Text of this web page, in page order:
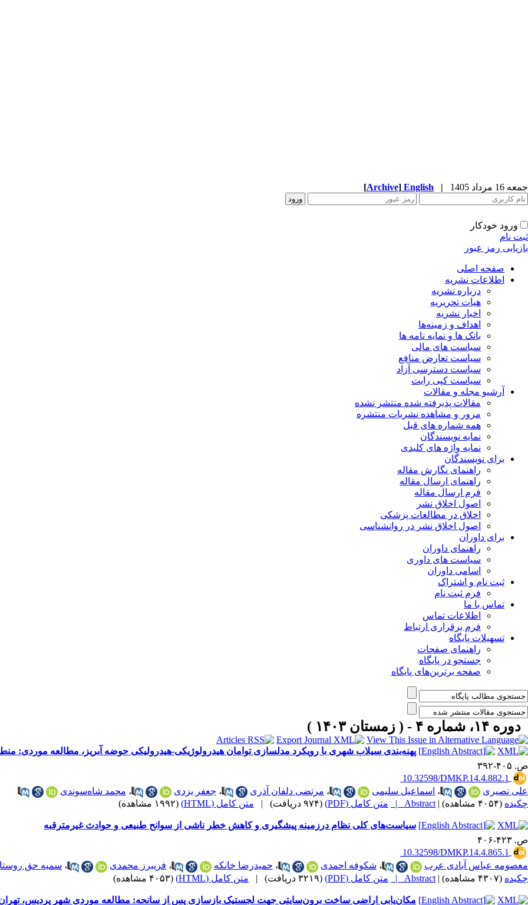
جمعه 16 مرداد 1405 |
English
[Archive]
ورود خودکار
ثبت نام
بازیابی رمز عبور
صفحه اصلی
اطلاعات نشریه
درباره نشریه
هیات تحریریه
اخبار نشریه
اهداف و زمینه‌ها
بانک ها و نمایه نامه ها
سیاست های مالی
سیاست تعارض منافع
سیاست دسترسی آزاد
سیاست کپی رایت
آرشیو مجله و مقالات
مقالات پذیرفته شده منتشر نشده
مرور و مشاهده نشریات منتشره
همه شماره های قبل
نمایه نویسندگان
نمایه واژه های کلیدی
برای نویسندگان
راهنمای نگارش مقاله
راهنمای ارسال مقاله
فرم ارسال مقاله
اصول اخلاق نشر
اخلاق در مطالعات پزشکی
اصول اخلاق نشر در روانشناسی
برای داوران
راهنمای داوران
سیاست های داوری
اسامی داوران
ثبت نام و اشتراک
فرم ثبت نام
تماس با ما
اطلاعات تماس
فرم برقراری ارتباط
تسهیلات پایگاه
راهنمای صفحات
جستجو در پایگاه
صفحه برترین‌های پایگاه
دوره ۱۴، شماره ۴ - ( زمستان ۱۴۰۳ )
پهنه‌بندی سیلاب شهری با رویکرد مدلسازی توامان هیدرولوژیکی-هیدرولیکی حوضه آبریز، مطالعه موردی: منطقه 21 و 22 شهر
ص. ۴۰۵-۳۹۲
‎ 10.32598/DMKP.14.4.882.1
علی نصیری
، اسماعیل سلیمی ، مرتضی دلفان آذری ، جعفر یزدی ، محمد شاه‌سوندی
چکیده (۴۰۵۴ مشاهده) |
Abstract | متن کامل (PDF) (۹۷۴ دریافت) | متن کامل (HTML) (۱۹۹۲ مشاهده)
سیاست‌های کلی نظام در‌زمینه پیشگیری و کاهش خطر ناشی از سوانح طبیعی و حوادث غیرمترقبه
ص. ۴۲۳-۴۰۶
‎ 10.32598/DMKP.14.4.865.1
معصومه عباس آبادی عرب
، شکوفه احمدی ، حمیدرضا خانکه ، فریبرز محمدی ، سمیه حق روستا
چکیده (۴۳۰۷ مشاهده) |
Abstract | متن کامل (PDF) (۳۲۱۹ دریافت) | متن کامل (HTML) (۴۰۵۳ مشاهده)
مکان‌یابی اراضی ساخت برون‌سایتی جهت لجستیک بازسازی پس از سانحه: مطالعه موردی شهر پردیس،